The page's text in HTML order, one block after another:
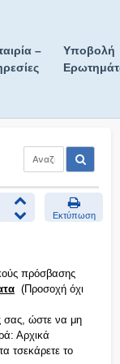
–
Υποβολή
Εκτύπωση
πρόσβασης
(Προσοχή όχι
σας, ώστε να μη
Αρχικά
τσεκάρετε το